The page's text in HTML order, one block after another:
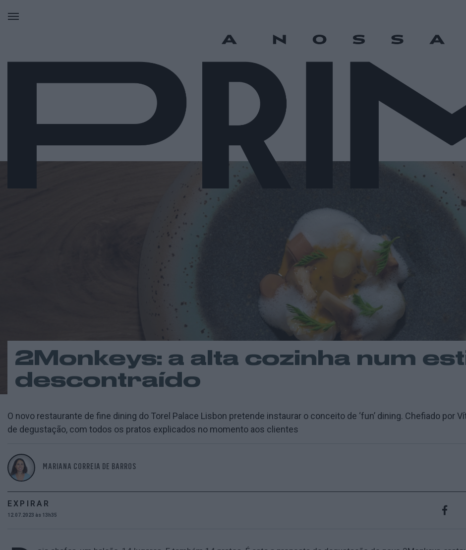
2Monkeys: a alta cozinha num
descontraído
O novo restaurante de fine dining do Torel Palace Lisbon pretende instaurar o conceito de ‘fun’ dining. Chefiado por
de degustação, com todos os pratos explicados no momento aos clientes
MARIANA CORREIA DE BARROS
EXPIRAR
12.07.2023 às 13h35